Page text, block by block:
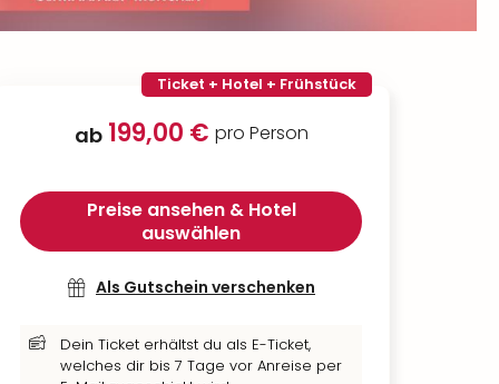
Ticket + Hotel + Frühstück
ab 199,00 € pro Person
Preise ansehen & Hotel
auswählen
Als Gutschein verschenken
Dein Ticket erhältst du als E-Ticket,
welches dir bis 7 Tage vor Anreise per